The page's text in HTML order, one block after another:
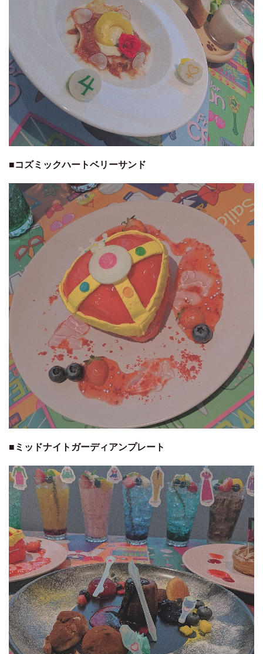
■コズミックハートベリーサンド
■ミッドナイトガーディアンプレート